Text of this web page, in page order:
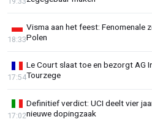
Visma aan het feest: Fenomenale
Polen
18:33
Le Court slaat toe en bezorgt AG
Tourzege
17:54
Definitief verdict: UCI deelt vier
nieuwe dopingzaak
17:02